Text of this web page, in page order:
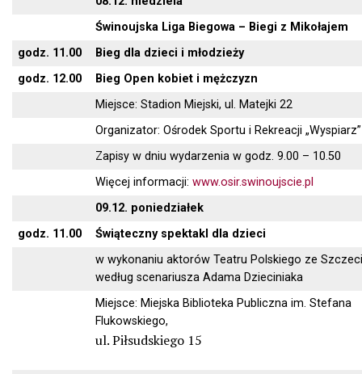
Świnoujska Liga Biegowa – Biegi z Mikołajem
godz. 11.00
Bieg dla dzieci i młodzieży
godz. 12.00
Bieg Open kobiet i mężczyzn
Miejsce: Stadion Miejski, ul. Matejki 22
Organizator: Ośrodek Sportu i Rekreacji „Wyspiarz”
Zapisy w dniu wydarzenia w godz. 9.00 – 10.50
Więcej informacji:www.osir.swinoujscie.pl
09.12. poniedziałek
godz. 11.00
Świąteczny spektakl dla dzieci
w wykonaniu aktorów Teatru Polskiego ze
według scenariusza Adama Dzieciniaka
Miejsce: Miejska Biblioteka Publiczna im. Stefana
Flukowskiego,
ul. Piłsudskiego 15